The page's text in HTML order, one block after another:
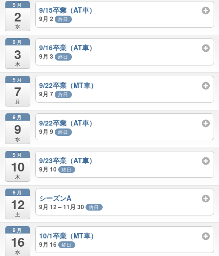
9月
2
水
9/15卒業（AT車）
9月 2 終日
9月
3
木
9/16卒業（AT車）
9月 3 終日
9月
7
月
9/22卒業（MT車）
9月 7 終日
9月
9
水
9/22卒業（AT車）
9月 9 終日
9月
10
木
9/23卒業（AT車）
9月 10 終日
9月
12
土
シーズンA
9月 12 – 11月 30 終日
9月
16
水
10/1卒業（MT車）
9月 16 終日